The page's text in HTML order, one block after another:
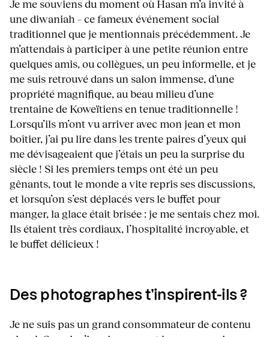
Je me souviens du moment où Hasan m’a invité à
une diwaniah – ce fameux événement social
traditionnel que je mentionnais précédemment. Je
m’attendais à participer à une petite réunion entre
quelques amis, ou collègues, un peu informelle, et je
me suis retrouvé dans un salon immense, d’une
propriété magnifique, au beau milieu d’une
trentaine de Koweïtiens en tenue traditionnelle !
Lorsqu’ils m’ont vu arriver avec mon jean et mon
boîtier, j’ai pu lire dans les trente paires d’yeux qui
me dévisageaient que j’étais un peu la surprise du
siècle ! Si les premiers temps ont été un peu
gênants, tout le monde a vite repris ses discussions,
et lorsqu’on s’est déplacés vers le buffet pour
manger, la glace était brisée : je me sentais chez moi.
Ils étaient très cordiaux, l’hospitalité incroyable, et
le buffet délicieux !
Des photographes t’inspirent-ils ?
Je ne suis pas un grand consommateur de contenu